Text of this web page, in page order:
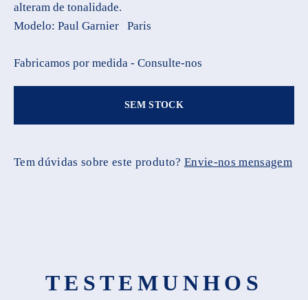
alteram de tonalidade.
Modelo: Paul Garnier Paris
Fabricamos por medida - Consulte-nos
SEM STOCK
Tem dúvidas sobre este produto? Envie-nos mensagem
TESTEMUNHOS